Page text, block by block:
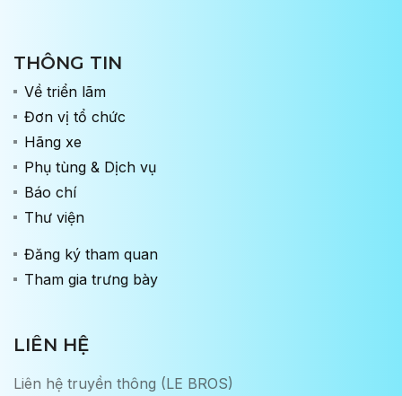
THÔNG TIN
Về triển lãm
Đơn vị tổ chức
Hãng xe
Phụ tùng & Dịch vụ
Báo chí
Thư viện
Đăng ký tham quan
Tham gia trưng bày
LIÊN HỆ
Liên hệ truyền thông (LE BROS)